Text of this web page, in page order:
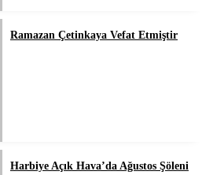
Ramazan Çetinkaya Vefat Etmiştir
Harbiye Açık Hava’da Ağustos Şöleni